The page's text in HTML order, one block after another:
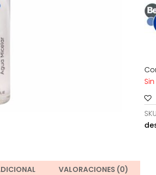
VALORACIONES (0)